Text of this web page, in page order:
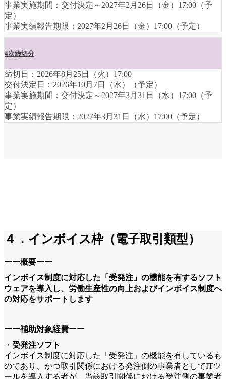
事業実施期間：交付決定～2027年2月26日（金）17:00（予
定）
事業実績報告期限：2027年2月26日（金）17:00（予定）
4次締切分
締切日：2026年8月25日（火）17:00
交付決定日：2026年10月7日（水）（予定）
事業実施期間：交付決定～2027年3月31日（水）17:00（予
定）
事業実績報告期限：2027年3月31日（水）17:00（予定）
４．インボイス枠（電子取引類型）
ーー概要ーー
インボイス制度に対応した「受発注」の機能を有するソフト
ウェアを導入し、労働生産性の向上およびインボイス制度へ
の対応をサポートします
ーー補助対象経費ーー
・ 受発注ソフト
インボイス制度に対応した「受発注」の機能を有しているも
のであり、かつ取引関係における発注側の事業者としてITツ
ールを導入する者が、当該取引関係における受注側の事業者